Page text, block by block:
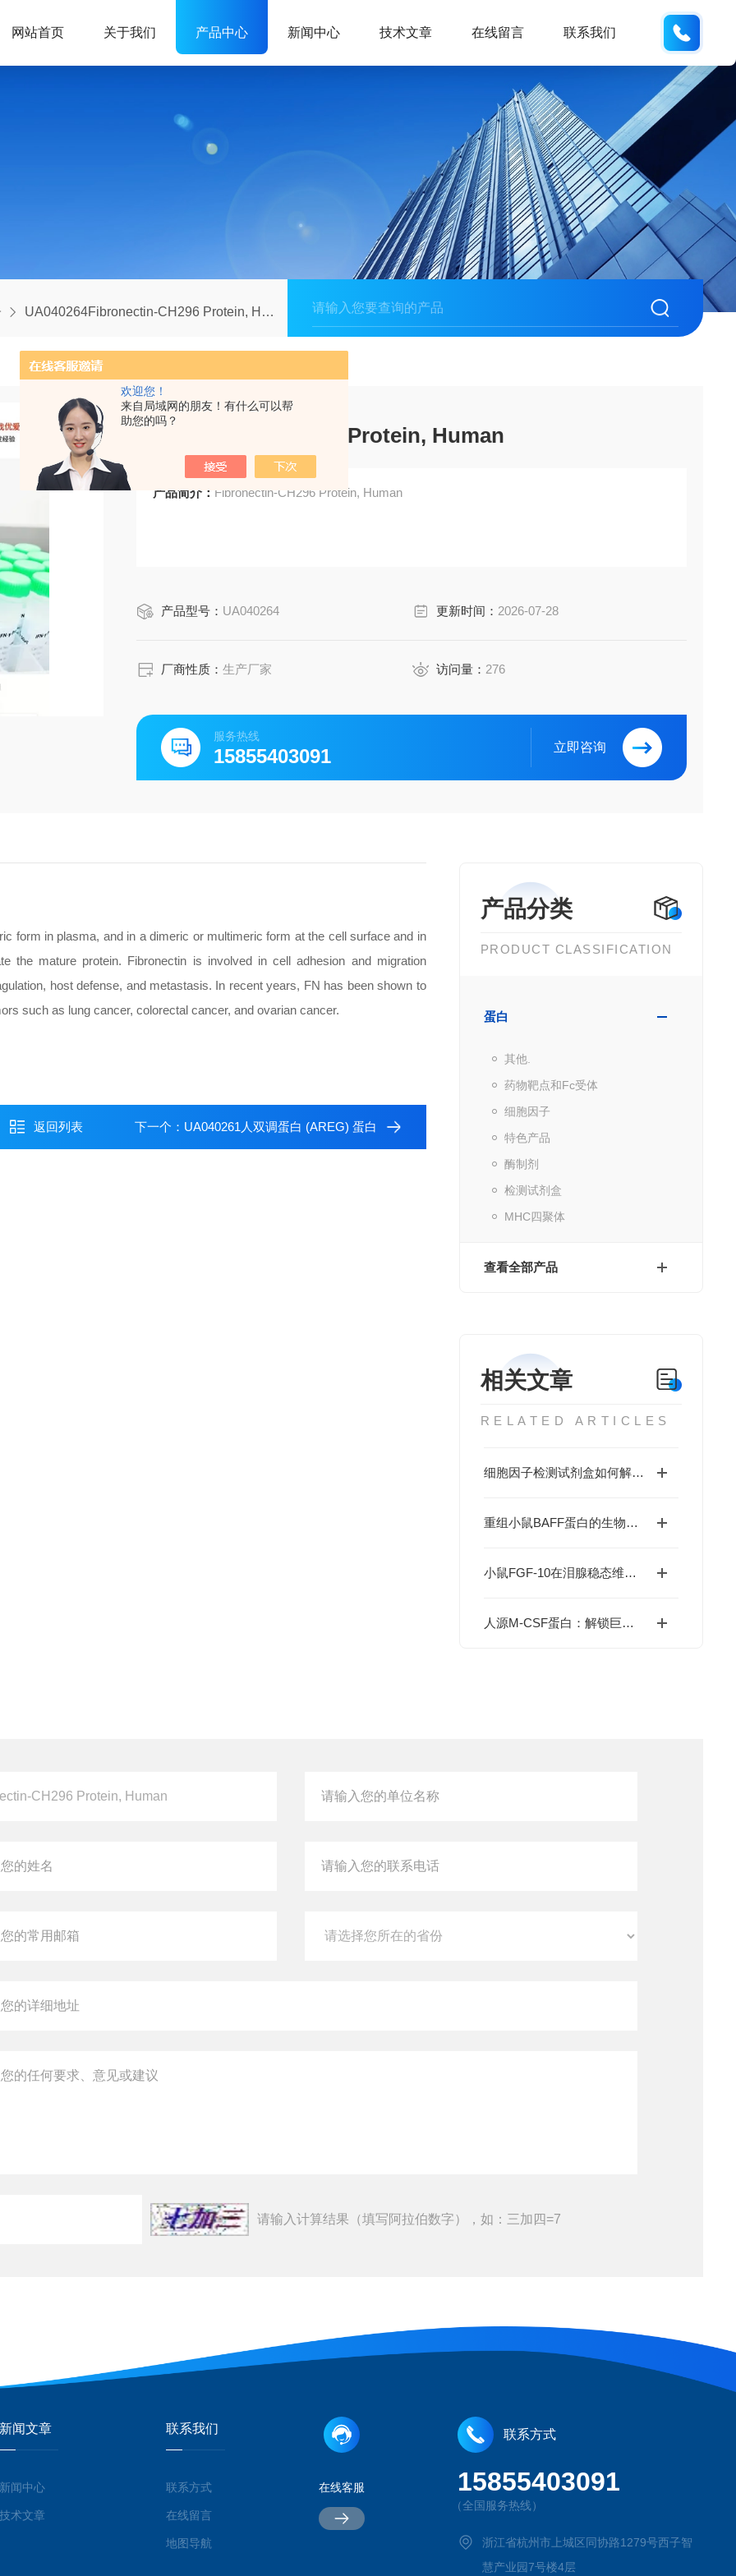
欢迎您！
来自局域网的朋友！有什么可以帮
助您的吗？
网站首页 关于我们 产品中心 新闻中心 技术文章 在线留言 联系我们
UA040264Fibronectin-CH296 Protein, Human
Fibronectin-CH296 Protein, Human
产品简介： Fibronectin-CH296 Protein, Human
产品型号： UA040264 更新时间： 2026-07-28
厂商性质：生产厂家 访问量： 276
服务热线
15855403091 立即咨询
产品分类
PRODUCT CLASSIFICATION
蛋白
其他.
药物靶点和Fc受体
细胞因子
特色产品
酶制剂
检测试剂盒
MHC四聚体
查看全部产品
相关文章
RELATED ARTICLES
细胞因子检测试剂盒如何解码免疫调控网络？
重组小鼠BAFF蛋白的生物学特性及科研应用价值
小鼠FGF-10在泪腺稳态维持与干眼症干预中的价值
人源M-CSF蛋白：解锁巨噬细胞研究与肿瘤免疫的科研密钥
form in plasma, and in a dimeric or multimeric form at the cell surface and in
the mature protein. Fibronectin is involved in cell adhesion and migration
host defense, and metastasis. In recent years, FN has been shown to
such as lung cancer, colorectal cancer, and ovarian cancer.
返回列表 下一个： UA040261人双调蛋白 (AREG) 蛋白
请输入计算结果（填写阿拉伯数字），如：三加四=7
新闻文章
新闻中心
技术文章
联系我们
联系方式
在线留言
地图导航
在线客服
联系方式
15855403091
（全国服务热线）
浙江省杭州市上城区同协路1279号西子智
慧产业园7号楼4层